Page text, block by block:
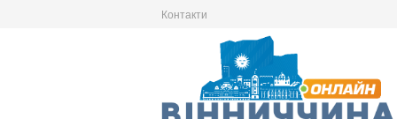
Контакти